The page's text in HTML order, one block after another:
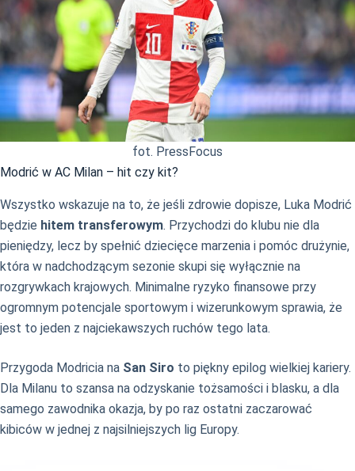
fot. PressFocus
Modrić w AC Milan – hit czy kit?
Wszystko wskazuje na to, że jeśli zdrowie dopisze, Luka Modrić
będzie hitem transferowym. Przychodzi do klubu nie dla
pieniędzy, lecz by spełnić dziecięce marzenia i pomóc drużynie,
która w nadchodzącym sezonie skupi się wyłącznie na
rozgrywkach krajowych. Minimalne ryzyko finansowe przy
ogromnym potencjale sportowym i wizerunkowym sprawia, że
jest to jeden z najciekawszych ruchów tego lata.
Przygoda Modricia na San Siro to piękny epilog wielkiej kariery.
Dla Milanu to szansa na odzyskanie tożsamości i blasku, a dla
samego zawodnika okazja, by po raz ostatni zaczarować
kibiców w jednej z najsilniejszych lig Europy.